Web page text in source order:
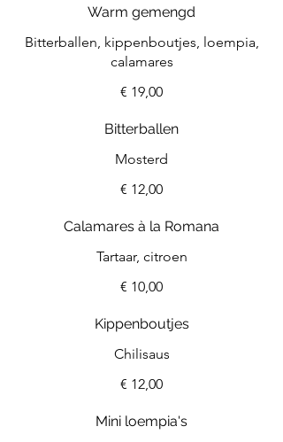
Warm gemengd
Bitterballen, kippenboutjes, loempia,
calamares
€ 19,00
Bitterballen
Mosterd
€ 12,00
Calamares à la Romana
Tartaar, citroen
€ 10,00
Kippenboutjes
Chilisaus
€ 12,00
Mini loempia's